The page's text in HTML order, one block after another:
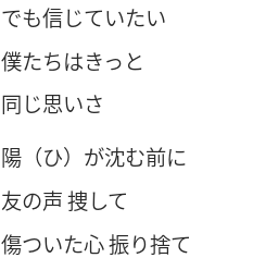
でも信じていたい
僕たちはきっと
同じ思いさ
陽（ひ）が沈む前に
友の声 捜して
傷ついた心 振り捨て